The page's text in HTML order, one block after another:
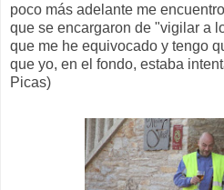
poco más adelante me
que se encargaron de "vigilar a
que me he equivocado y tengo
que yo, en el fondo, estaba
Picas)